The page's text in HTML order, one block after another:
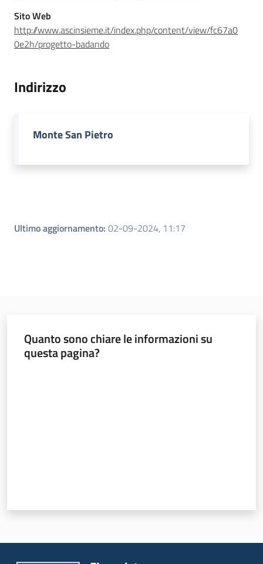
Regione
Novità
Argomenti
Sito Web
http://www.ascinsieme.it/index.php/content/view/fc67a0
0e2h/progetto-badando
Indirizzo
Monte San Pietro
Ultimo aggiornamento: 02-09-2024, 11:17
Quanto sono chiare le informazioni su
questa pagina?